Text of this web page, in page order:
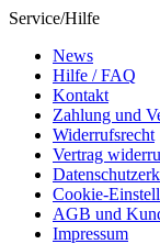
Service/Hilfe
News
Hilfe / FAQ
Kontakt
Zahlung und
Widerrufsrecht
Vertrag
Cookie-
AGB und
Impressum